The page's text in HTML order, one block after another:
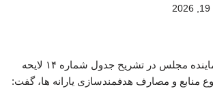
مجتبی یوسفی نماینده مجلس در تشریح جدول شماره ۱۴ لایحه
با موضوع منابع و مصارف هدفمندسازی یارانه ها، گفت: